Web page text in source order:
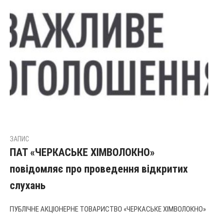
ЗАПИС
ПАТ «ЧЕРКАСЬКЕ ХІМВОЛОКНО»
повідомляє про проведення відкритих
слухань
ПУБЛІЧНЕ АКЦІОНЕРНЕ ТОВАРИСТВО «ЧЕРКАСЬКЕ ХІМВОЛОКНО»